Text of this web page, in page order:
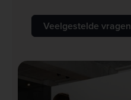
Veelgestelde vragen